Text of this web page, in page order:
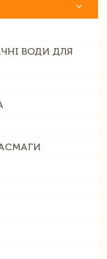
ВОДИ ДЛЯ